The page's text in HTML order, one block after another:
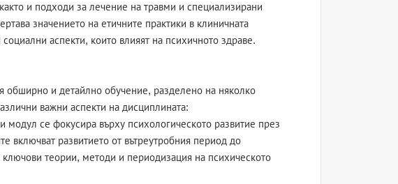
и подходи за лечение на травми и специализирани
значението на етичните практики в клиничната
аспекти, които влияят на психичното здраве.
обширно и детайлно обучение, разделено на няколко
важни аспекти на дисциплината:
се фокусира върху психологическото развитие през
включват развитието от вътреутробния период до
ключови теории, методи и периодизация на психическото